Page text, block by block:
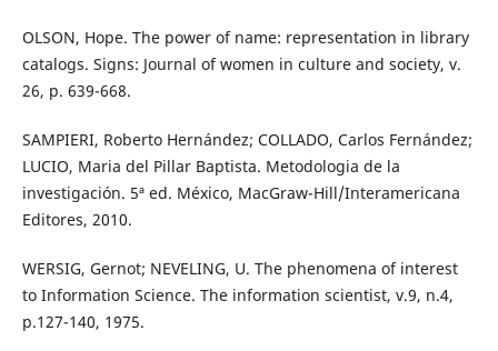
OLSON, Hope. The power of name: representation in library
catalogs. Signs: Journal of women in culture and society, v.
26, p. 639-668.
SAMPIERI, Roberto Hernández; COLLADO, Carlos Fernández;
LUCIO, Maria del Pillar Baptista. Metodologia de la
investigación. 5ª ed. México, MacGraw-Hill/Interamericana
Editores, 2010.
WERSIG, Gernot; NEVELING, U. The phenomena of interest
to Information Science. The information scientist, v.9, n.4,
p.127-140, 1975.